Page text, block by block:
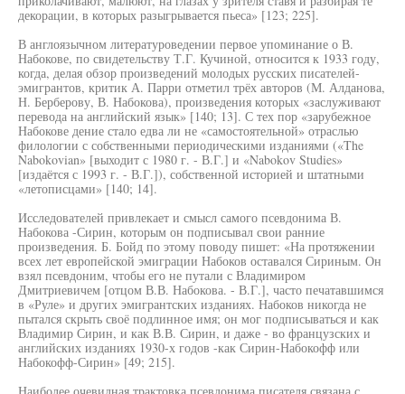
декорации, в которых разыгрывается пьеса» [123; 225].
В англоязычном литературоведении первое упоминание о В.
Набокове, по свидетельству Т.Г. Кучиной, относится к 1933 году,
когда, делая обзор произведений молодых русских писателей-
эмигрантов, критик А. Парри отметил трёх авторов (М. Алданова,
Н. Берберову, В. Набокова), произведения которых «заслуживают
перевода на английский язык» [140; 13]. С тех пор «зарубежное
Набокове дение стало едва ли не «самостоятельной» отраслью
филологии с собственными периодическими изданиями («The
Nabokovian» [выходит с 1980 г. - В.Г.] и «Nabokov Studies»
[издаётся с 1993 г. - В.Г.]), собственной историей и штатными
«летописцами» [140; 14].
Исследователей привлекает и смысл самого псевдонима В.
Набокова -Сирин, которым он подписывал свои ранние
произведения. Б. Бойд по этому поводу пишет: «На протяжении
всех лет европейской эмиграции Набоков оставался Сириным. Он
взял псевдоним, чтобы его не путали с Владимиром
Дмитриевичем [отцом В.В. Набокова. - В.Г.], часто печатавшимся
в «Руле» и других эмигрантских изданиях. Набоков никогда не
пытался скрыть своё подлинное имя; он мог подписываться и как
Владимир Сирин, и как В.В. Сирин, и даже - во французских и
английских изданиях 1930-х годов -как Сирин-Набокофф или
Набокофф-Сирин» [49; 215].